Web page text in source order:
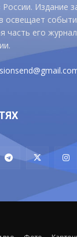
Издание
освещает
часть его